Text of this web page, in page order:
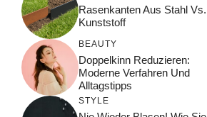
Rasenkanten Aus Stahl Vs.
Kunststoff
BEAUTY
Doppelkinn Reduzieren:
Moderne Verfahren Und
Alltagstipps
STYLE